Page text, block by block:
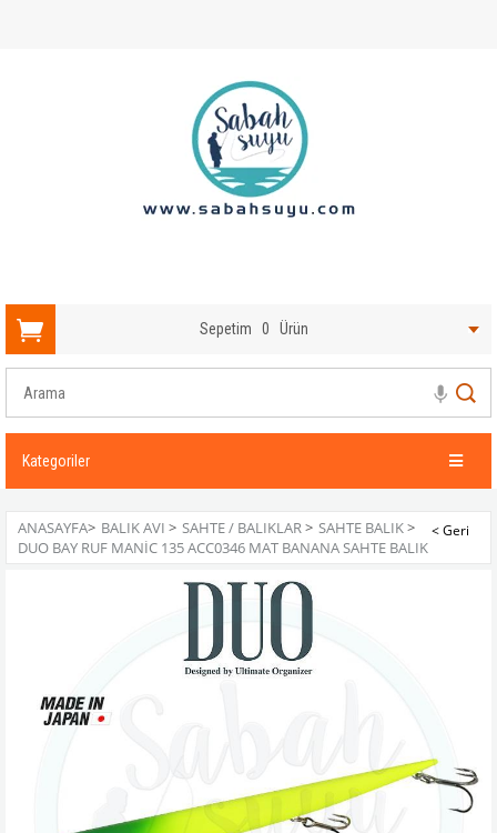
Sepetim 0 Ürün
Kategoriler
ANASAYFA> BALIK AVI > SAHTE / BALIKLAR> SAHTE BALIK>
DUO BAY RUF MANIC 135 ACC0346 MAT BANANA SAHTE BALIK